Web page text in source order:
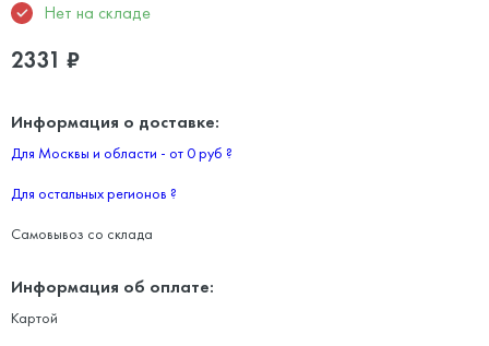
Нет на складе
2331 ₽
Информация о доставке:
Для Москвы и области - от 0 руб ?
Для остальных регионов ?
Самовывоз со склада
Информация об оплате:
Картой